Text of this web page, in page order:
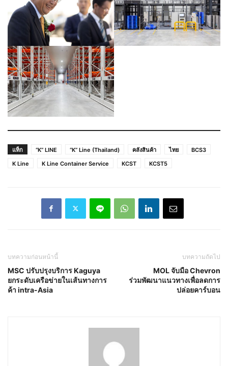
แท็ก “K” LINE “K” Line (Thailand) คลังสินค้า ไทย
BCS3
K Line
K Line Container Service KCST KCST5
บทความก่อนหน้านี้
MSC ปรับปรุงบริการ Kaguya
ยกระดับเครือข่ายในเส้นทางการ
ค้า intra-Asia
บทความถัดไป
MOL จับมือ Chevron
ร่วมพัฒนาแนวทางเพื่อลดการ
ปล่อยคาร์บอน